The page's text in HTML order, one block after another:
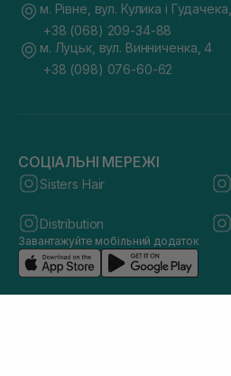
м. Рівне, вул. Кулика і
+38 (068) 209-34-88
м. Луцьк, вул. Винниченка, 4
+38 (098) 076-60-62
СОЦІАЛЬНІ МЕРЕЖІ
Sisters Hair
Distribution
Завантажуйте мобільний додаток